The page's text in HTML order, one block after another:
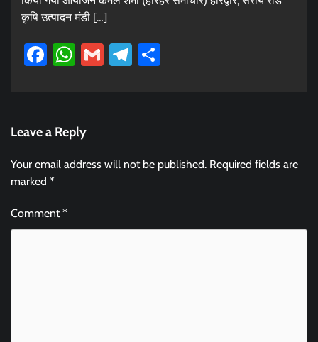
कृषि उत्पादन मंडी […]
Facebook
WhatsApp
GmailTelegram
Leave a Reply
Your email address will not be published. Required fields are
marked *
Comment*